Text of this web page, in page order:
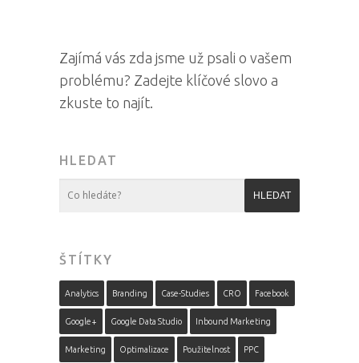
Zajímá vás zda jsme už psali o vašem
problému? Zadejte klíčové slovo a
zkuste to najít.
HLEDAT
ŠTÍTKY
Analytics Branding Case-Studies CRO Facebook
Google+ Google Data Studio Inbound Marketing
Marketing Optimalizace Použitelnost PPC